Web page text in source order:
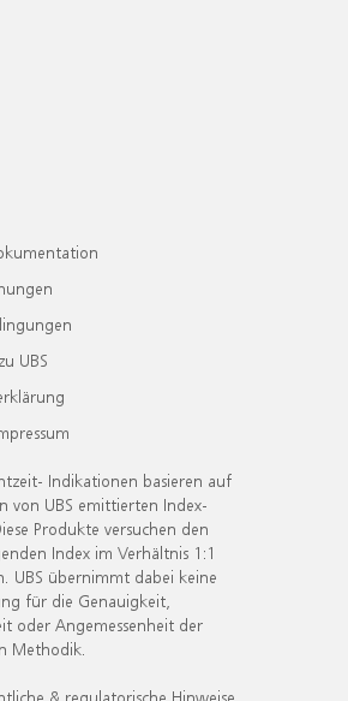
UBS
Indikationen basieren auf
von UBS emittierten Index-
Produkte versuchen den
Index im Verhältnis 1:1
UBS übernimmt dabei keine
für die Genauigkeit,
oder Angemessenheit der
Methodik.